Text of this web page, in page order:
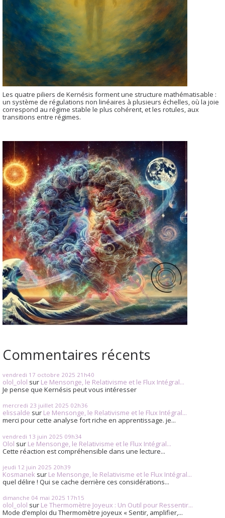
Les quatre piliers de Kernésis forment une structure mathématisable :
un système de régulations non linéaires à plusieurs échelles, où la joie
correspond au régime stable le plus cohérent, et les rotules, aux
transitions entre régimes.
Commentaires récents
vendredi 17 octobre 2025 21h40
olol_olol sur Le Mensonge, le Relativisme et le Flux Intégral...
Je pense que Kernésis peut vous intéresser
mercredi 23 juillet 2025 02h36
elissalde sur Le Mensonge, le Relativisme et le Flux Intégral...
merci pour cette analyse fort riche en apprentissage. je...
vendredi 13 juin 2025 09h34
Olol sur Le Mensonge, le Relativisme et le Flux Intégral...
Cette réaction est compréhensible dans une lecture...
jeudi 12 juin 2025 20h39
Kosmanek sur Le Mensonge, le Relativisme et le Flux Intégral...
quel délire ! Qui se cache derrière ces considérations...
dimanche 04 mai 2025 17h15
olol_olol sur Le Thermomètre Joyeux : Un Outil pour Ressentir...
Mode d’emploi du Thermomètre joyeux « Sentir, amplifier,...